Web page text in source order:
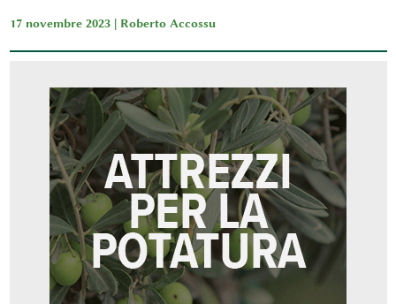
17 novembre 2023 | Roberto Accossu